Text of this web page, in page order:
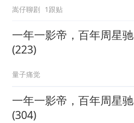
嵩仔聊剧 1跟贴
一年一影帝，百年周星驰
(223)
量子痛觉
一年一影帝，百年周星驰
(304)